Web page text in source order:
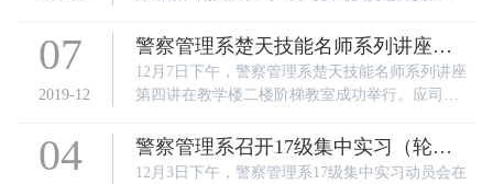
狱、省女子强戒所对集中实习学警进行撤岗前安
全教育。
07
2019-12
警察管理系楚天技能名师系列讲座第
四讲开讲啦
12月7日下午，警察管理系楚天技能名师系列讲座
第四讲在教学楼二楼阶梯教室成功举行。应司法
学专家、汉口监狱蒋春政委为2016级司法警务专
业学生作了题为《当前湖北女性服刑人员的特点
04
警察管理系召开17级集中实习（轮
岗）动员会
12月3日下午，警察管理系17级集中实习动员会在